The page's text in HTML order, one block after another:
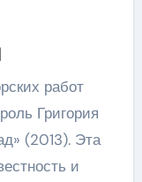
работ
Григория
(2013). Эта
и